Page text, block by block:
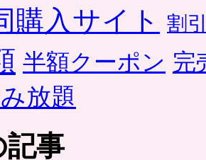
購入サイト 割
半額クーポン 完
放題
記事